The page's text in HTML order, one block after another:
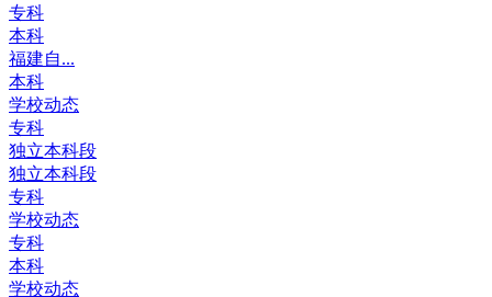
专科
本科
福建自...
本科
学校动态
专科
独立本科段
独立本科段
专科
学校动态
专科
本科
学校动态